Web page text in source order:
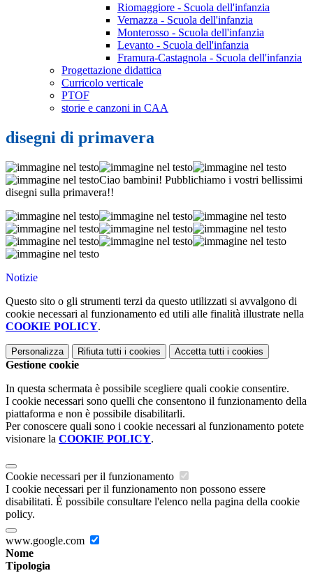
Riomaggiore - Scuola dell'infanzia
Vernazza - Scuola dell'infanzia
Monterosso - Scuola dell'infanzia
Levanto - Scuola dell'infanzia
Framura-Castagnola - Scuola dell'infanzia
Progettazione didattica
Curricolo verticale
PTOF
storie e canzoni in CAA
disegni di primavera
Ciao bambini! Pubblichiamo i vostri bellissimi
disegni sulla primavera!!
Notizie
Questo sito o gli strumenti terzi da questo utilizzati si avvalgono di
cookie necessari al funzionamento ed utili alle finalità illustrate nella
COOKIE POLICY.
Personalizza Rifiuta tutti i cookies Accetta tutti i cookies
Gestione cookie
In questa schermata è possibile scegliere quali cookie consentire.
I cookie necessari sono quelli che consentono il funzionamento della
piattaforma e non è possibile disabilitarli.
Per conoscere quali sono i cookie necessari al funzionamento potete
visionare la COOKIE POLICY.
Cookie necessari per il funzionamento
I cookie necessari per il funzionamento non possono essere
disabilitati. È possibile consultare l'elenco nella pagina della cookie
policy.
www.google.com
Nome
Tipologia